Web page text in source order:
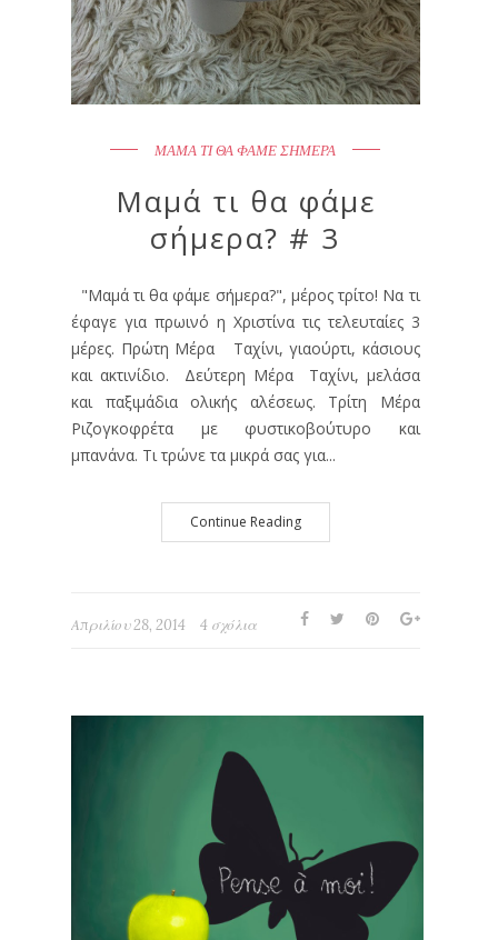
ΜΑΜΑ ΤΙ ΘΑ ΦΑΜΕ ΣΗΜΕΡΑ
Μαμά τι θα φάμε
σήμερα? # 3
"Μαμά τι θα φάμε σήμερα?", μέρος τρίτο! Να τι
έφαγε για πρωινό η Χριστίνα τις τελευταίες 3
μέρες. Πρώτη Μέρα Ταχίνι, γιαούρτι, κάσιους
και ακτινίδιο. Δεύτερη Μέρα Ταχίνι, μελάσα
και παξιμάδια ολικής αλέσεως. Τρίτη Μέρα
Ριζογκοφρέτα με φυστικοβούτυρο και
μπανάνα. Τι τρώνε τα μικρά σας για...
Continue Reading
Απριλίου 28, 2014 4 σχόλια